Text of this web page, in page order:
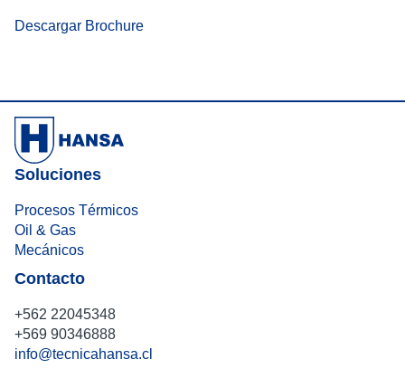
Descargar Brochure
Soluciones
Procesos Térmicos
Oil & Gas
Mecánicos
Contacto
+562 22045348
+569 90346888
info@tecnicahansa.cl